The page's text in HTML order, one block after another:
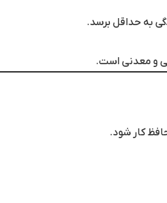
به حداقل برسد.
و معدنی است.
کار شود.